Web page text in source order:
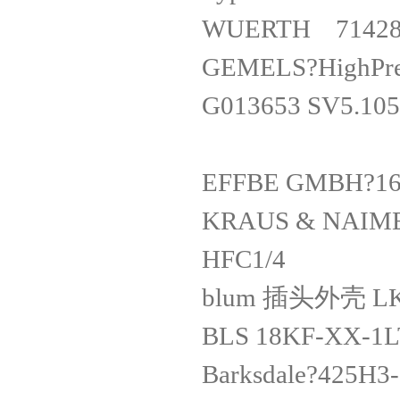
WUERTH
G013653
EFFBE
KRAUS &
HFC1/4
blum 插头外壳
BLS 18KF-